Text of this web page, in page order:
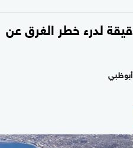
لدرء خطر الغرق عن